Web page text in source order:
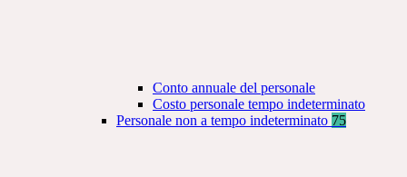
Conto annuale del personale
Costo personale tempo indeterminato
Personale non a tempo indeterminato 75